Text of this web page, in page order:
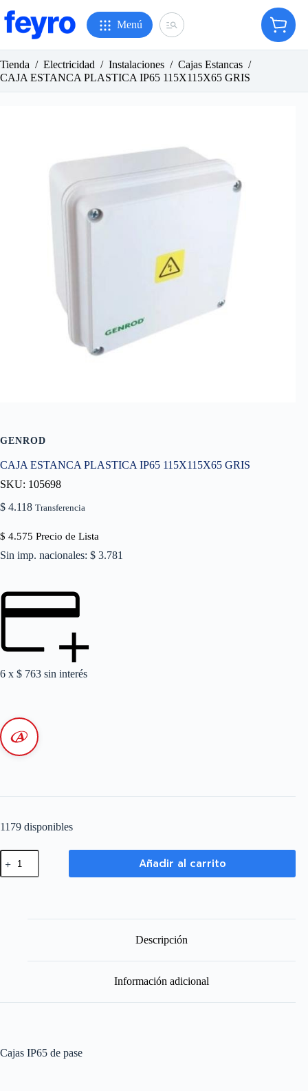
al
contenido
Menú
Carro
de
Tienda / Electricidad / Instalaciones / Cajas Estancas /
CAJA ESTANCA PLASTICA IP65 115X115X65 GRIS
GENROD
CAJA ESTANCA PLASTICA IP65 115X115X65 GRIS
SKU: 105698
$ 4.118 Transferencia
$ 4.575 Precio de Lista
Sin imp. nacionales: $ 3.781
6 x $ 763 sin interés
1179 disponibles
CAJA
ESTANCA
PLASTICA
Añadir al carrito
Descripción
Información adicional
Cajas IP65 de pase